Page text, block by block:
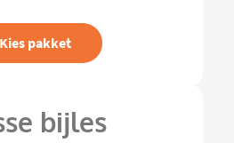
Kies pakket
bijles